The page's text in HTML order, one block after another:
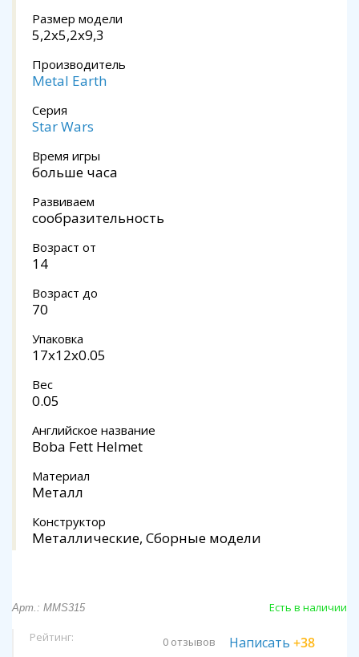
Размер модели
5,2x5,2x9,3
Производитель
Metal Earth
Серия
Star Wars
Время игры
больше часа
Развиваем
сообразительность
Возраст от
14
Возраст до
70
Упаковка
17х12х0.05
Вес
0.05
Английское название
Boba Fett Helmet
Материал
Металл
Конструктор
Металлические, Сборные модели
Арт.: MMS315 Есть в наличии
Рейтинг: 0 отзывов Написать +38